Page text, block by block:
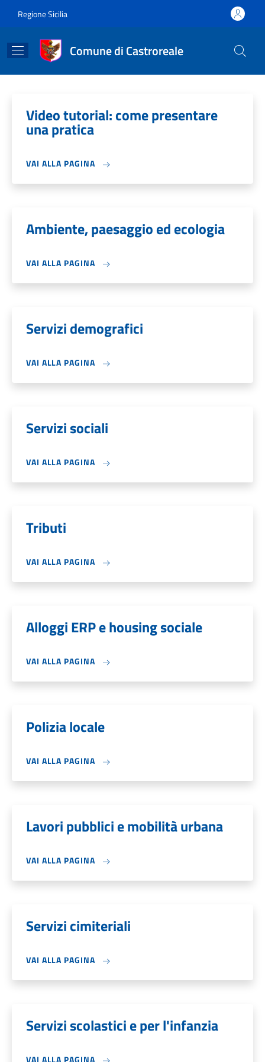
Regione Sicilia
Comune di Castroreale
Video tutorial: come presentare
una pratica
VAI ALLA PAGINA
Ambiente, paesaggio ed ecologia
VAI ALLA PAGINA
Servizi demografici
VAI ALLA PAGINA
Servizi sociali
VAI ALLA PAGINA
Tributi
VAI ALLA PAGINA
Alloggi ERP e housing sociale
VAI ALLA PAGINA
Polizia locale
VAI ALLA PAGINA
Lavori pubblici e mobilità urbana
VAI ALLA PAGINA
Servizi cimiteriali
VAI ALLA PAGINA
Servizi scolastici e per l'infanzia
VAI ALLA PAGINA